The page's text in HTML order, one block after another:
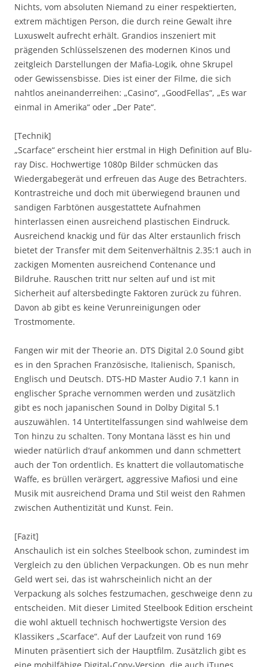
Nichts, vom absoluten Niemand zu einer respektierten,
extrem mächtigen Person, die durch reine Gewalt ihre
Luxuswelt aufrecht erhält. Grandios inszeniert mit
prägenden Schlüsselszenen des modernen Kinos und
zeitgleich Darstellungen der Mafia-Logik, ohne Skrupel
oder Gewissensbisse. Dies ist einer der Filme, die sich
nahtlos aneinanderreihen: „Casino“, „GoodFellas“, „Es war
einmal in Amerika“ oder „Der Pate“.
[Technik]
„Scarface“ erscheint hier erstmal in High Definition auf Blu-
ray Disc. Hochwertige 1080p Bilder schmücken das
Wiedergabegerät und erfreuen das Auge des Betrachters.
Kontrastreiche und doch mit überwiegend braunen und
sandigen Farbtönen ausgestattete Aufnahmen
hinterlassen einen ausreichend plastischen Eindruck.
Ausreichend knackig und für das Alter erstaunlich frisch
bietet der Transfer mit dem Seitenverhältnis 2.35:1 auch in
zackigen Momenten ausreichend Contenance und
Bildruhe. Rauschen tritt nur selten auf und ist mit
Sicherheit auf altersbedingte Faktoren zurück zu führen.
Davon ab gibt es keine Verunreinigungen oder
Trostmomente.
Fangen wir mit der Theorie an. DTS Digital 2.0 Sound gibt
es in den Sprachen Französische, Italienisch, Spanisch,
Englisch und Deutsch. DTS-HD Master Audio 7.1 kann in
englischer Sprache vernommen werden und zusätzlich
gibt es noch japanischen Sound in Dolby Digital 5.1
auszuwählen. 14 Untertitelfassungen sind wahlweise dem
Ton hinzu zu schalten. Tony Montana lässt es hin und
wieder natürlich d‘rauf ankommen und dann schmettert
auch der Ton ordentlich. Es knattert die vollautomatische
Waffe, es brüllen verärgert, aggressive Mafiosi und eine
Musik mit ausreichend Drama und Stil weist den Rahmen
zwischen Authentizität und Kunst. Fein.
[Fazit]
Anschaulich ist ein solches Steelbook schon, zumindest im
Vergleich zu den üblichen Verpackungen. Ob es nun mehr
Geld wert sei, das ist wahrscheinlich nicht an der
Verpackung als solches festzumachen, geschweige denn zu
entscheiden. Mit dieser Limited Steelbook Edition erscheint
die wohl aktuell technisch hochwertigste Version des
Klassikers „Scarface“. Auf der Laufzeit von rund 169
Minuten präsentiert sich der Hauptfilm. Zusätzlich gibt es